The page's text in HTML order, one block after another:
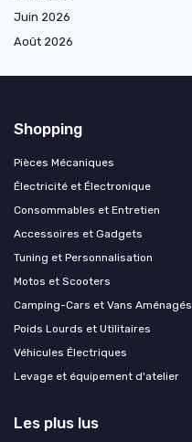
Juin 2026
Août 2026
Shopping
Pièces Mécaniques
Électricité et Électronique
Consommables et Entretien
Accessoires et Gadgets
Tuning et Personnalisation
Motos et Scooters
Camping-Cars et Vans Aménagés
Poids Lourds et Utilitaires
Véhicules Électriques
Levage et équipement d'atelier
Les plus lus